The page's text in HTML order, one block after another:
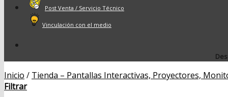
Post Venta / Servicio Técnico
Vinculación con el medio
Inicio / Tienda – Pantallas Interactivas, Proyectores,
Filtrar